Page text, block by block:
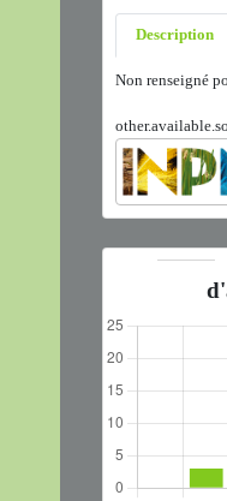
Description
Non renseigné